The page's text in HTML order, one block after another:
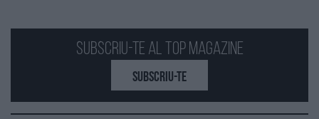
Subscriu-te al Top Magazine
SUBSCRIU-TE